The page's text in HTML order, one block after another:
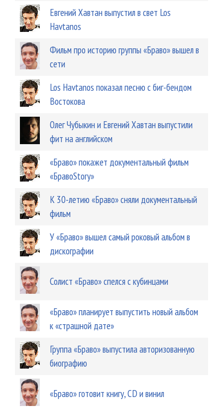
Евгений Хавтан выпустил в свет Los
Havtanos
Фильм про историю группы «Браво» вышел в
сети
Los Havtanos показал песню с биг-бендом
Востокова
Олег Чубыкин и Евгений Хавтан выпустили
фит на английском
«Браво» покажет документальный фильм
«БравоStory»
К 30-летию «Браво» сняли документальный
фильм
У «Браво» вышел самый роковый альбом в
дискографии
Солист «Браво» спелся с кубинцами
«Браво» планирует выпустить новый альбом
к «страшной дате»
Группа «Браво» выпустила авторизованную
биографию
«Браво» готовит книгу, CD и винил